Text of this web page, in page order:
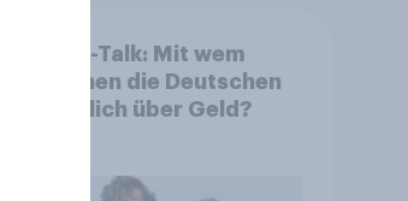
Finanz-Talk: Mit wem
sprechen die Deutschen
eigentlich über Geld?